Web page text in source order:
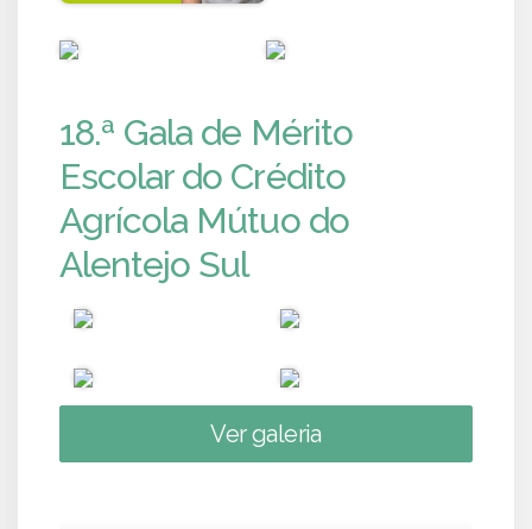
18.ª Gala de Mérito
Escolar do Crédito
Agrícola Mútuo do
Alentejo Sul
Ver galeria